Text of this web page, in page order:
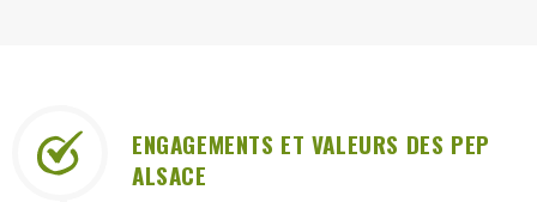
GARANTIESENGAGEMENTS ET VALEURS DES PEP
ALSACE